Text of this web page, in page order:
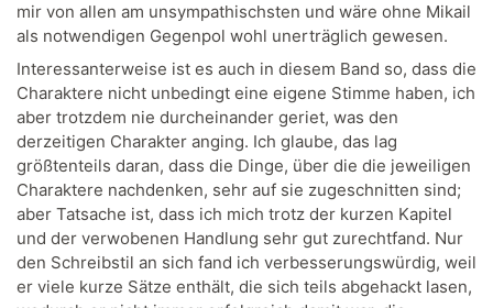
mir von allen am unsympathischsten und wäre ohne Mikail
als notwendigen Gegenpol wohl unerträglich gewesen.
Interessanterweise ist es auch in diesem Band so, dass die
Charaktere nicht unbedingt eine eigene Stimme haben, ich
aber trotzdem nie durcheinander geriet, was den
derzeitigen Charakter anging. Ich glaube, das lag
größtenteils daran, dass die Dinge, über die die jeweiligen
Charaktere nachdenken, sehr auf sie zugeschnitten sind;
aber Tatsache ist, dass ich mich trotz der kurzen Kapitel
und der verwobenen Handlung sehr gut zurechtfand. Nur
den Schreibstil an sich fand ich verbesserungswürdig, weil
er viele kurze Sätze enthält, die sich teils abgehackt lasen,